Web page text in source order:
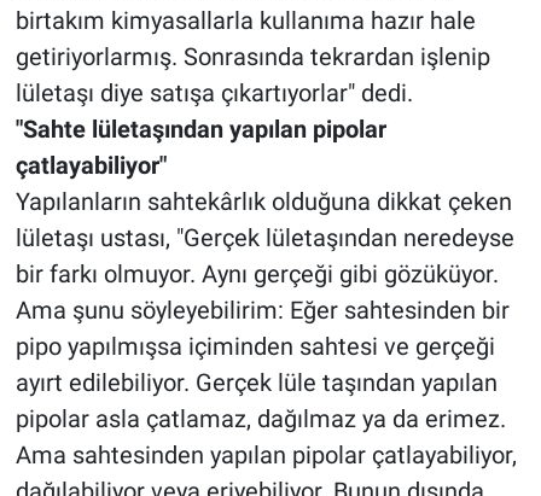
birtakım kimyasallarla kullanıma hazır hale
getiriyorlarmış. Sonrasında tekrardan işlenip
lületaşı diye satışa çıkartıyorlar" dedi.
"Sahte lületaşından yapılan pipolar
çatlayabiliyor"
Yapılanların sahtekârlık olduğuna dikkat çeken
lületaşı ustası, "Gerçek lületaşından neredeyse
bir farkı olmuyor. Aynı gerçeği gibi gözüküyor.
Ama şunu söyleyebilirim: Eğer sahtesinden bir
pipo yapılmışsa içiminden sahtesi ve gerçeği
ayırt edilebiliyor. Gerçek lüle taşından yapılan
pipolar asla çatlamaz, dağılmaz ya da erimez.
Ama sahtesinden yapılan pipolar çatlayabiliyor,